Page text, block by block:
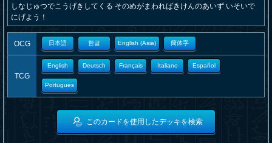
しなじゅつでこうげきしてくる そのめがまわればきけんのあいず いそいで
にげよう！
OCG 日本語 한글 English (Asia) 簡体字
TCG
English Deutsch Français Italiano Español
Portugues
このカードを使用したデッキを検索